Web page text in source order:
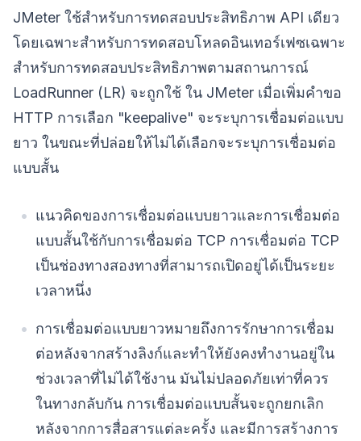
JMeter ใช้สำหรับการทดสอบประสิทธิภาพ API เดียว
โดยเฉพาะสำหรับการทดสอบโหลดอินเทอร์เฟซเฉพาะ
สำหรับการทดสอบประสิทธิภาพตามสถานการณ์
LoadRunner (LR) จะถูกใช้ ใน JMeter เมื่อเพิ่มคำขอ
HTTP การเลือก "keepalive" จะระบุการเชื่อมต่อแบบ
ยาว ในขณะที่ปล่อยให้ไม่ได้เลือกจะระบุการเชื่อมต่อ
แบบสั้น
แนวคิดของการเชื่อมต่อแบบยาวและการเชื่อมต่อ
แบบสั้นใช้กับการเชื่อมต่อ TCP การเชื่อมต่อ TCP
เป็นช่องทางสองทางที่สามารถเปิดอยู่ได้เป็นระยะ
เวลาหนึ่ง
การเชื่อมต่อแบบยาวหมายถึงการรักษาการเชื่อม
ต่อหลังจากสร้างลิงก์และทำให้ยังคงทำงานอยู่ใน
ช่วงเวลาที่ไม่ได้ใช้งาน มันไม่ปลอดภัยเท่าที่ควร
ในทางกลับกัน การเชื่อมต่อแบบสั้นจะถูกยกเลิก
หลังจากการสื่อสารแต่ละครั้ง และมีการสร้างการ